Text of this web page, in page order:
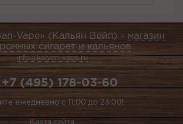
Vape» (Кальян Вейп) - магазин
сигарет и кальянов
info@kalyan-vape.ru
+7 (495) 178-03-60
ежедневно с 11:00 до 23:00!
Карта сайта